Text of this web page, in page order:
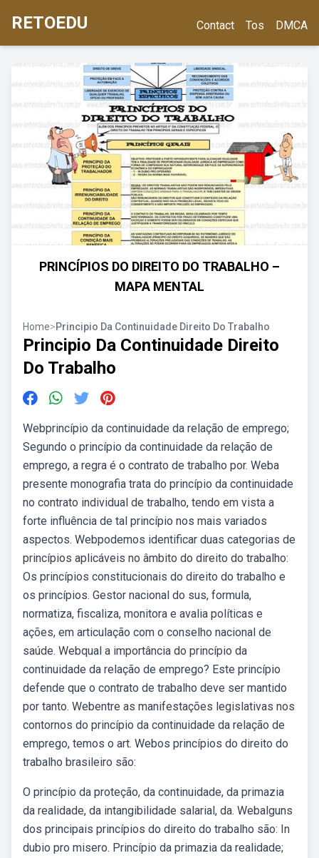
RETOEDU Contact Tos DMCA
PRINCÍPIOS DO DIREITO DO TRABALHO –
MAPA MENTAL
Home>Principio Da Continuidade Direito Do Trabalho
Principio Da Continuidade Direito
Do Trabalho
Webprincípio da continuidade da relação de emprego;
Segundo o princípio da continuidade da relação de
emprego, a regra é o contrato de trabalho por. Weba
presente monografia trata do princípio da continuidade
no contrato individual de trabalho, tendo em vista a
forte influência de tal princípio nos mais variados
aspectos. Webpodemos identificar duas categorias de
princípios aplicáveis no âmbito do direito do trabalho:
Os princípios constitucionais do direito do trabalho e
os princípios. Gestor nacional do sus, formula,
normatiza, fiscaliza, monitora e avalia políticas e
ações, em articulação com o conselho nacional de
saúde. Webqual a importância do princípio da
continuidade da relação de emprego? Este princípio
defende que o contrato de trabalho deve ser mantido
por tanto. Webentre as manifestações legislativas nos
contornos do princípio da continuidade da relação de
emprego, temos o art. Webos princípios do direito do
trabalho brasileiro são:
O princípio da proteção, da continuidade, da primazia
da realidade, da intangibilidade salarial, da. Webalguns
dos principais princípios do direito do trabalho são: In
dubio pro misero. Princípio da primazia da realidade;